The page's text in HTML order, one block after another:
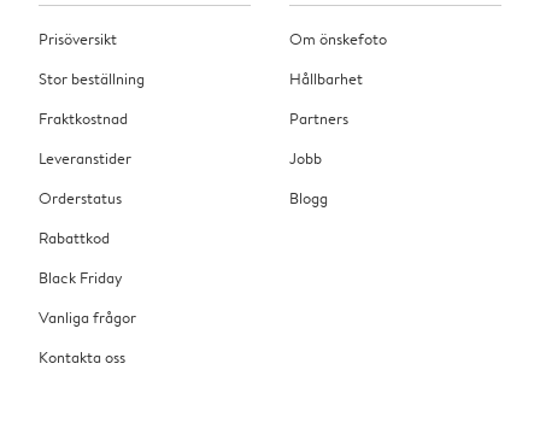
Prisöversikt
Stor beställning
Fraktkostnad
Leveranstider
Orderstatus
Rabattkod
Black Friday
Vanliga frågor
Kontakta oss
Om önskefoto
Hållbarhet
Partners
Jobb
Blogg